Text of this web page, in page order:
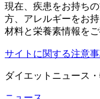
現在、疾患をお持ち
方、アレルギーをお
材料と栄養素情報を
サイトに関する注意
ダイエットニュース